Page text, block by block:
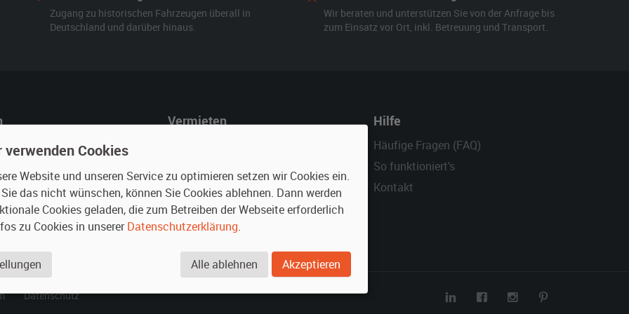
Zugang zu historischen Fahrzeugen überall in
Deutschland und darüber hinaus.
Wir beraten und unterstützen Sie von der Anfrage bis
zum Einsatz vor Ort, inkl. Betreuung und Transport.
mieten
Mieter
Vermieten
Fragen für Vermieter
Inserat verwalten
Hilfe
Häufige Fragen (FAQ)
So funktioniert's
Kontakt
Datenschutz
verwenden Cookies
Website und unseren Service zu optimieren setzen wir Cookies ein.
das nicht wünschen, können Sie Cookies ablehnen. Dann werden
Cookies geladen, die zum Betreiben der Webseite erforderlich
zu Cookies in unsererDatenschutzerklärung.
Alle ablehnen Akzeptieren